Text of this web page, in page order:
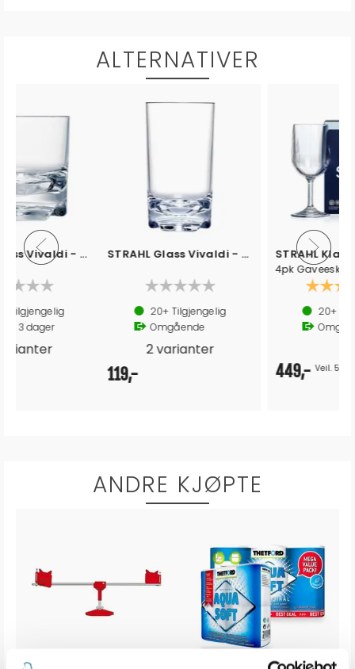
ALTERNATIVER
STRAHL Klassisk Vinglass - 245ml
4pk Gaveeske
Karakter: 5.0 av 5 mulige
Tilgjengelig
STRAHL Mugge - 1,6 L
Tilgjengelig
ANDRE KJØPTE